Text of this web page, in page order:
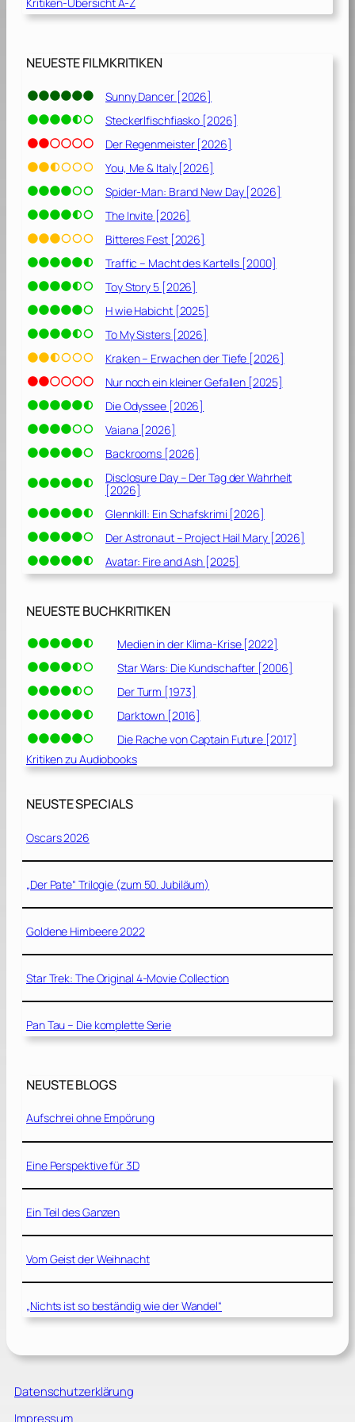
[
4
]
K
a
l
l
[
1
9
4
4
]
NEUESTE FILMKRITIKEN
Sunny Dancer [2026]
Steckerlfischfiasko [2026]
Der Regenmeister [2026]
You, Me & Italy [2026]
Spider-Man: Brand New Day [2026]
The Invite [2026]
Bitteres Fest [2026]
Traffic – Macht des Kartells [2000]
Toy Story 5 [2026]
H wie Habicht [2025]
To My Sisters [2026]
Kraken – Erwachen der Tiefe [2026]
Nur noch ein kleiner Gefallen [2025]
Die Odyssee [2026]
Vaiana [2026]
Backrooms [2026]
Disclosure Day – Der Tag der Wahrheit
[2026]
Glennkill: Ein Schafskrimi [2026]
Der Astronaut – Project Hail Mary [2026]
Avatar: Fire and Ash [2025]
NEUESTE BUCHKRITIKEN
Medien in der Klima-Krise [2022]
Star Wars: Die Kundschafter [2006]
Der Turm [1973]
Darktown [2016]
Die Rache von Captain Future [2017]
Kritiken zu Audiobooks
NEUSTE SPECIALS
Oscars 2026
„Der Pate“ Trilogie (zum 50. Jubiläum)
Goldene Himbeere 2022
Star Trek: The Original 4-Movie Collection
Pan Tau – Die komplette Serie
NEUSTE BLOGS
Aufschrei ohne Empörung
Eine Perspektive für 3D
Ein Teil des Ganzen
Vom Geist der Weihnacht
„Nichts ist so beständig wie der Wandel“
Datenschutzerklärung
Impressum